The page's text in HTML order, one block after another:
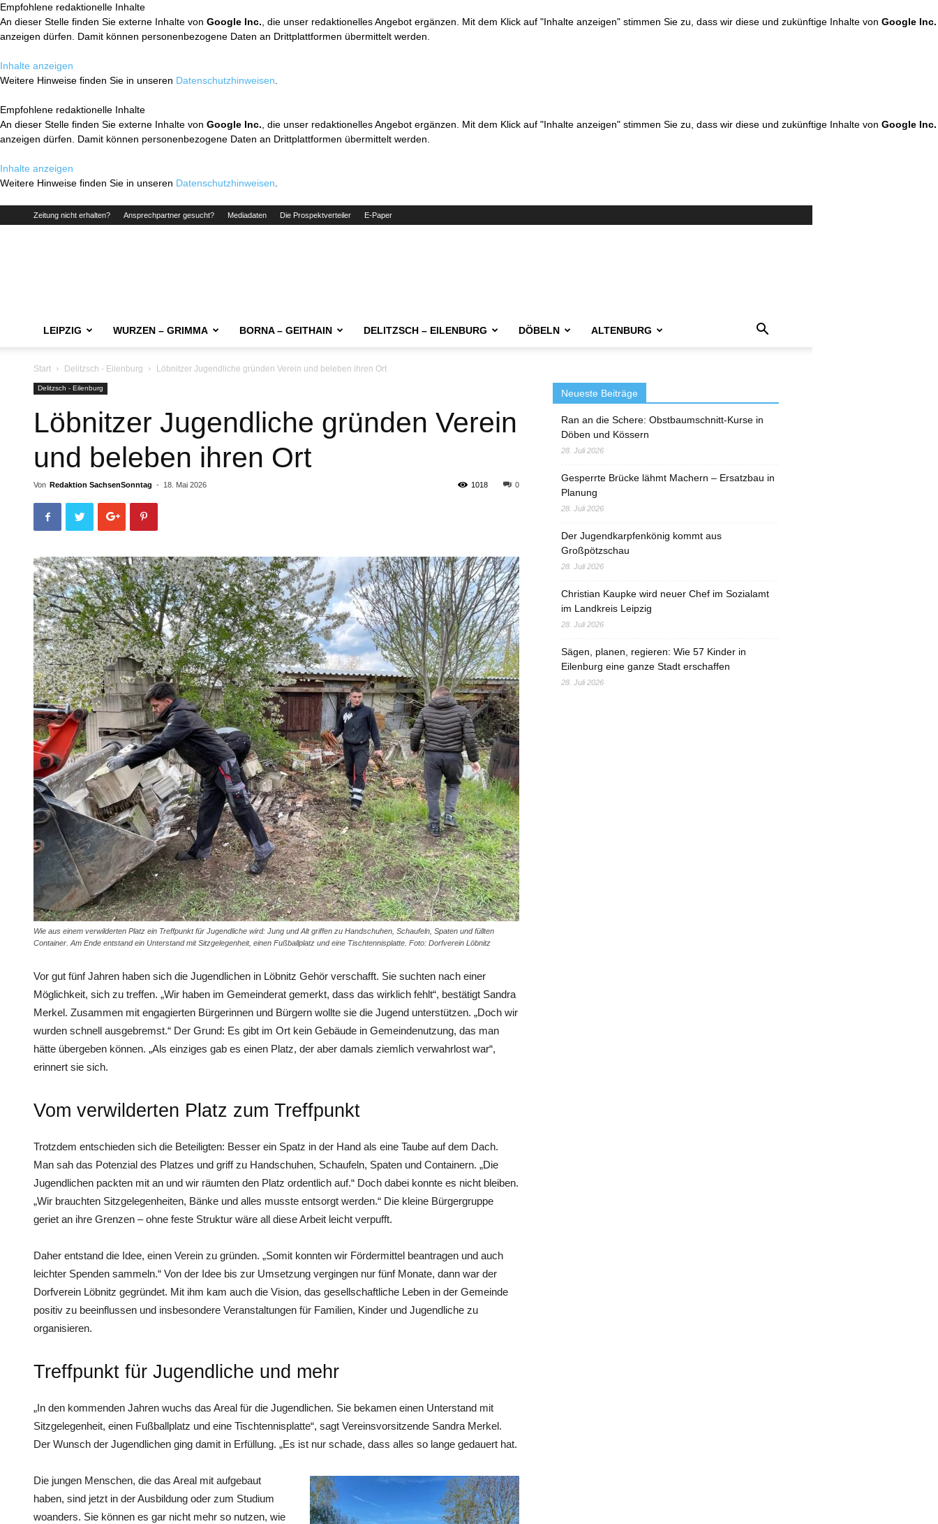
Empfohlene redaktionelle Inhalte
An dieser Stelle finden Sie externe Inhalte von Google Inc. , die unser redaktionelles Angebot ergänzen. Mit dem Klick auf "Inhalte anzeigen" stimmen Sie zu, dass wir diese und zukünftige Inhalte von Google Inc.
anzeigen dürfen. Damit können personenbezogene Daten an Drittplattformen übermittelt werden.
Inhalte anzeigen
Weitere Hinweise finden Sie in unseren Datenschutzhinweisen
Empfohlene redaktionelle Inhalte
An dieser Stelle finden Sie externe Inhalte von Google Inc. , die unser redaktionelles Angebot ergänzen. Mit dem Klick auf "Inhalte anzeigen" stimmen Sie zu, dass wir diese und zukünftige Inhalte von Google Inc.
anzeigen dürfen. Damit können personenbezogene Daten an Drittplattformen übermittelt werden.
Inhalte anzeigen
Weitere Hinweise finden Sie in unseren Datenschutzhinweisen
Zeitung nicht erhalten? Ansprechpartner gesucht? Mediadaten Die Prospektverteiler E-Paper
LEIPZIG WURZEN – GRIMMA BORNA – GEITHAIN DELITZSCH – EILENBURG DÖBELN ALTENBURG
Start Delitzsch - Eilenburg Löbnitzer Jugendliche gründen Verein und beleben ihren Ort
Delitzsch - Eilenburg
Löbnitzer Jugendliche gründen Verein
und beleben ihren Ort
Von Redaktion SachsenSonntag - 18. Mai 2026 0
1018
Wie aus einem verwilderten Platz ein Treffpunkt für Jugendliche wird: Jung und Alt griffen zu Handschuhen, Schaufeln, Spaten und füllten
Container. Am Ende entstand ein Unterstand mit Sitzgelegenheit, einen Fußballplatz und eine Tischtennisplatte. Foto: Dorfverein Löbnitz
Vor gut fünf Jahren haben sich die Jugendlichen in Löbnitz Gehör verschafft. Sie suchten nach einer
Möglichkeit, sich zu treffen. „Wir haben im Gemeinderat gemerkt, dass das wirklich fehlt“, bestätigt Sandra
Merkel. Zusammen mit engagierten Bürgerinnen und Bürgern wollte sie die Jugend unterstützen. „Doch wir
wurden schnell ausgebremst.“ Der Grund: Es gibt im Ort kein Gebäude in Gemeindenutzung, das man
hätte übergeben können. „Als einziges gab es einen Platz, der aber damals ziemlich verwahrlost war“,
erinnert sie sich.
Vom verwilderten Platz zum Treffpunkt
Trotzdem entschieden sich die Beteiligten: Besser ein Spatz in der Hand als eine Taube auf dem Dach.
Man sah das Potenzial des Platzes und griff zu Handschuhen, Schaufeln, Spaten und Containern. „Die
Jugendlichen packten mit an und wir räumten den Platz ordentlich auf.“ Doch dabei konnte es nicht bleiben.
„Wir brauchten Sitzgelegenheiten, Bänke und alles musste entsorgt werden.“ Die kleine Bürgergruppe
geriet an ihre Grenzen – ohne feste Struktur wäre all diese Arbeit leicht verpufft.
Daher entstand die Idee, einen Verein zu gründen. „Somit konnten wir Fördermittel beantragen und auch
leichter Spenden sammeln.“ Von der Idee bis zur Umsetzung vergingen nur fünf Monate, dann war der
Dorfverein Löbnitz gegründet. Mit ihm kam auch die Vision, das gesellschaftliche Leben in der Gemeinde
positiv zu beeinflussen und insbesondere Veranstaltungen für Familien, Kinder und Jugendliche zu
organisieren.
Treffpunkt für Jugendliche und mehr
„In den kommenden Jahren wuchs das Areal für die Jugendlichen. Sie bekamen einen Unterstand mit
Sitzgelegenheit, einen Fußballplatz und eine Tischtennisplatte“, sagt Vereinsvorsitzende Sandra Merkel.
Der Wunsch der Jugendlichen ging damit in Erfüllung. „Es ist nur schade, dass alles so lange gedauert hat.
Die jungen Menschen, die das Areal mit aufgebaut
haben, sind jetzt in der Ausbildung oder zum Studium
woanders. Sie können es gar nicht mehr so nutzen, wie
Neueste Beiträge
Ran an die Schere: Obstbaumschnitt-Kurse in
Döben und Kössern
28. Juli 2026
Gesperrte Brücke lähmt Machern – Ersatzbau in
Planung
28. Juli 2026
Der Jugendkarpfenkönig kommt aus
Großpötzschau
28. Juli 2026
Christian Kaupke wird neuer Chef im Sozialamt
im Landkreis Leipzig
28. Juli 2026
Sägen, planen, regieren: Wie 57 Kinder in
Eilenburg eine ganze Stadt erschaffen
28. Juli 2026